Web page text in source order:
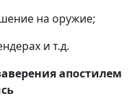
на оружие;
и т.д.
апостилем